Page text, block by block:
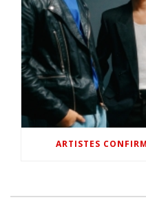
ARTISTES